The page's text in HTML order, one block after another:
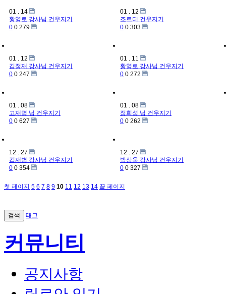
01 . 14
황영로 강사님 건우지기
0 0 279
01 . 12
조르디 건우지기
0 0 303
01 . 12
김정재 강사님 건우지기
0 0 247
01 . 11
황영로 강사님 건우지기
0 0 272
01 . 08
고재명 님 건우지기
0 0 627
01 . 08
정희성 님 건우지기
0 0 262
12 . 27
깁재병 강사님 건우지기
0 0 354
12 . 27
박상욱 강사님 건우지기
0 0 327
첫 페이지 5 6 7 8 9 10 11 12 13 14 끝 페이지
검색 태그
커뮤니티
공지사항